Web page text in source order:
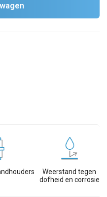
Weerstand tegen
dofheid en corrosie